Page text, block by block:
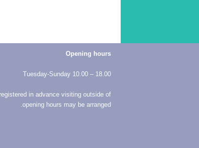
Opening hours
Tuesday-Sunday 10.00 – 18.00
in advance visiting outside of
opening hours may be arranged.